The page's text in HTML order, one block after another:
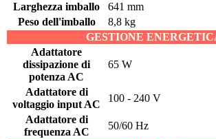
Larghezza imballo
641 mm
Peso dell'imballo
8,8 kg
GESTIONE
Adattatore
dissipazione di
potenza AC
65 W
Adattatore di
voltaggio input AC
100 - 240 V
Adattatore di
frequenza AC
50/60 Hz